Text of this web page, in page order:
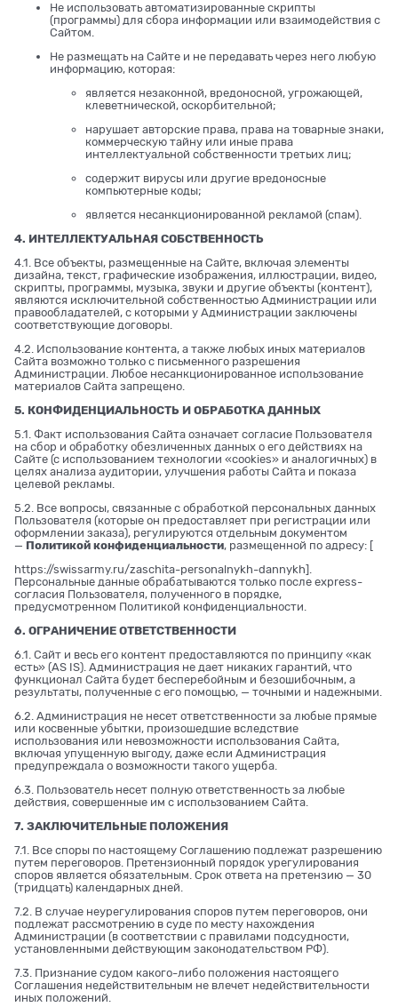
Не использовать автоматизированные скрипты
(программы) для сбора информации или взаимодействия с
Сайтом.
Не размещать на Сайте и не передавать через него любую
информацию, которая:
является незаконной, вредоносной, угрожающей,
клеветнической, оскорбительной;
нарушает авторские права, права на товарные знаки,
коммерческую тайну или иные права
интеллектуальной собственности третьих лиц;
содержит вирусы или другие вредоносные
компьютерные коды;
является несанкционированной рекламой (спам).
4. ИНТЕЛЛЕКТУАЛЬНАЯ СОБСТВЕННОСТЬ
4.1. Все объекты, размещенные на Сайте, включая элементы
дизайна, текст, графические изображения, иллюстрации, видео,
скрипты, программы, музыка, звуки и другие объекты (контент),
являются исключительной собственностью Администрации или
правообладателей, с которыми у Администрации заключены
соответствующие договоры.
4.2. Использование контента, а также любых иных материалов
Сайта возможно только с письменного разрешения
Администрации. Любое несанкционированное использование
материалов Сайта запрещено.
5. КОНФИДЕНЦИАЛЬНОСТЬ И ОБРАБОТКА ДАННЫХ
5.1. Факт использования Сайта означает согласие Пользователя
на сбор и обработку обезличенных данных о его действиях на
Сайте (с использованием технологии «cookies» и аналогичных) в
целях анализа аудитории, улучшения работы Сайта и показа
целевой рекламы.
5.2. Все вопросы, связанные с обработкой персональных данных
Пользователя (которые он предоставляет при регистрации или
оформлении заказа), регулируются отдельным документом
— Политикой конфиденциальности, размещенной по адресу: [
https://swissarmy.ru/zaschita-personalnykh-dannykh].
Персональные данные обрабатываются только после express-
согласия Пользователя, полученного в порядке,
предусмотренном Политикой конфиденциальности.
6. ОГРАНИЧЕНИЕ ОТВЕТСТВЕННОСТИ
6.1. Сайт и весь его контент предоставляются по принципу «как
есть» (AS IS). Администрация не дает никаких гарантий, что
функционал Сайта будет бесперебойным и безошибочным, а
результаты, полученные с его помощью, — точными и надежными.
6.2. Администрация не несет ответственности за любые прямые
или косвенные убытки, произошедшие вследствие
использования или невозможности использования Сайта,
включая упущенную выгоду, даже если Администрация
предупреждала о возможности такого ущерба.
6.3. Пользователь несет полную ответственность за любые
действия, совершенные им с использованием Сайта.
7. ЗАКЛЮЧИТЕЛЬНЫЕ ПОЛОЖЕНИЯ
7.1. Все споры по настоящему Соглашению подлежат разрешению
путем переговоров. Претензионный порядок урегулирования
споров является обязательным. Срок ответа на претензию — 30
(тридцать) календарных дней.
7.2. В случае неурегулирования споров путем переговоров, они
подлежат рассмотрению в суде по месту нахождения
Администрации (в соответствии с правилами подсудности,
установленными действующим законодательством РФ).
7.3. Признание судом какого-либо положения настоящего
Соглашения недействительным не влечет недействительности
иных положений.